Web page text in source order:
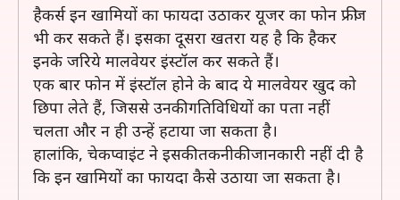
हैकर्स इन खामियों का फायदा उठाकर यूजर का फोन फ्रीज
भी कर सकते हैं। इसका दूसरा खतरा यह है कि हैकर
इनके जरिये मालवेयर इंस्टॉल कर सकते हैं।
एक बार फोन में इंस्टॉल होने के बाद ये मालवेयर खुद को
छिपा लेते हैं, जिससे उनकी गतिविधियों का पता नहीं
चलता और न ही उन्हें हटाया जा सकता है।
हालांकि, चेकप्वाइंट ने इसकी तकनीकी जानकारी नहीं दी है
कि इन खामियों का फायदा कैसे उठाया जा सकता है।